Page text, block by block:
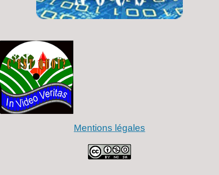
Mentions légales